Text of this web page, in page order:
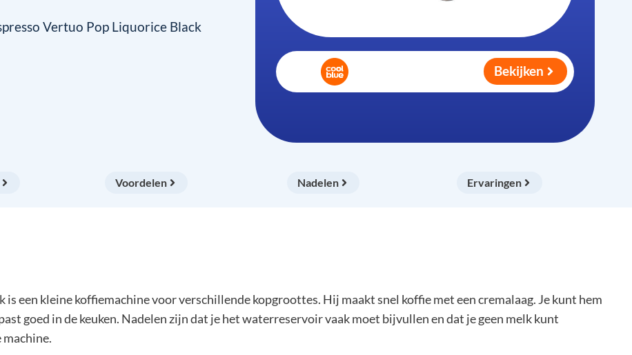
Vertuo Pop Liquorice Black
Bekijken
Voordelen Nadelen Ervaringen
een kleine koffiemachine voor verschillende kopgroottes. Hij maakt snel koffie met een cremalaag. Je kunt hem
goed in de keuken. Nadelen zijn dat je het waterreservoir vaak moet bijvullen en dat je geen melk kunt
machine.